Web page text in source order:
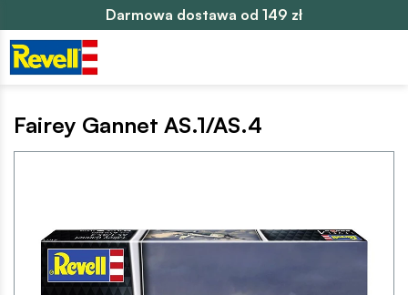
Darmowa dostawa od 149 zł
Fairey Gannet AS.1/AS.4